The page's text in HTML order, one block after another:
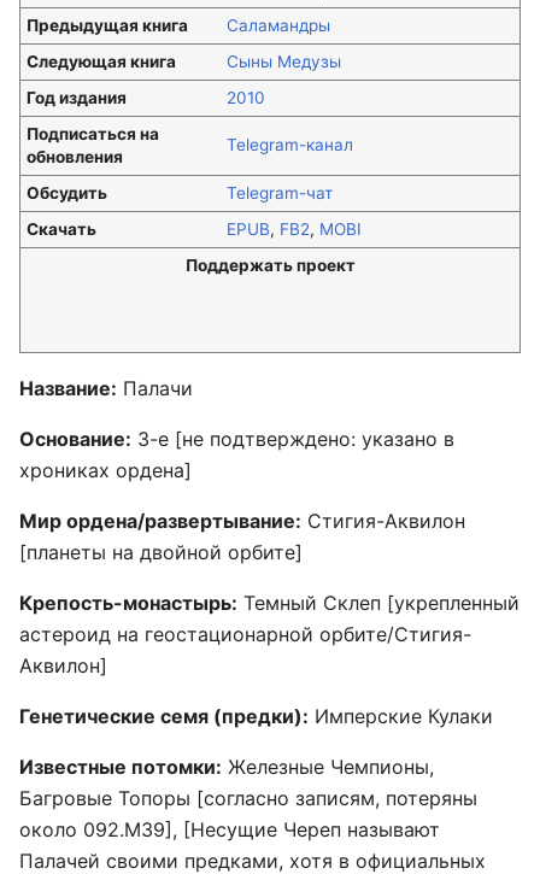
Предыдущая книга
Саламандры
Следующая книга
Сыны Медузы
Год издания
2010
Подписаться на
обновления
Telegram-канал
Обсудить
Telegram-чат
Скачать
EPUB, FB2, MOBI
Поддержать проект
Название: Палачи
Основание: 3-е [не подтверждено: указано в
хрониках ордена]
Мир ордена/развертывание: Стигия-Аквилон
[планеты на двойной орбите]
Крепость-монастырь: Темный Склеп [укрепленный
астероид на геостационарной орбите/Стигия-
Аквилон]
Генетические семя (предки): Имперские Кулаки
Известные потомки: Железные Чемпионы,
Багровые Топоры [согласно записям, потеряны
около 092.М39], [Несущие Череп называют
Палачей своими предками, хотя в официальных